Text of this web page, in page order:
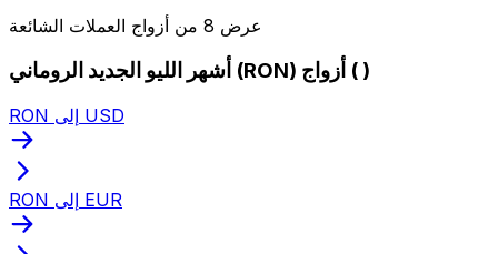
عرض 8 من أزواج العملات الشائعة
أشهر الليو الجديد الروماني (RON) أزواج ( )
RON إلى USD
RON إلى EUR